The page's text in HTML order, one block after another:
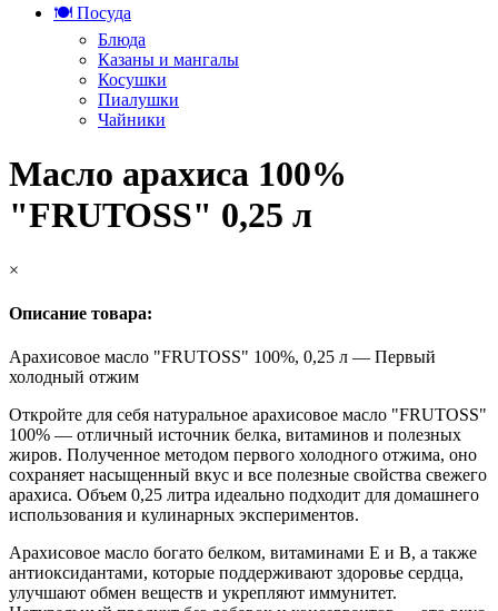
🍽️ Посуда
Блюда
Казаны и мангалы
Косушки
Пиалушки
Чайники
Масло арахиса 100%
"FRUTOSS" 0,25 л
×
Описание товара:
Арахисовое масло "FRUTOSS" 100%, 0,25 л — Первый
холодный отжим
Откройте для себя натуральное арахисовое масло "FRUTOSS"
100% — отличный источник белка, витаминов и полезных
жиров. Полученное методом первого холодного отжима, оно
сохраняет насыщенный вкус и все полезные свойства свежего
арахиса. Объем 0,25 литра идеально подходит для домашнего
использования и кулинарных экспериментов.
Арахисовое масло богато белком, витаминами Е и В, а также
антиоксидантами, которые поддерживают здоровье сердца,
улучшают обмен веществ и укрепляют иммунитет.